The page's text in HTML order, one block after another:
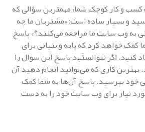
کوچک شما، مهمترین سؤالی که
ساده است: «مشتریان ما چه
ما مراجعه می‌کنند؟» پاسخ
کرد که پایه و بنیانی برای
نتوانستید پاسخ این سوال را
که می‌توانید انجام دهید آن
پاسخ آن‌ها به شما کمک
وب سایت خود را به دست